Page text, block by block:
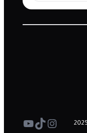
إنستجرام
تيك توكيوتيوب